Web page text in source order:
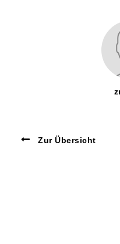
Zur Übersicht